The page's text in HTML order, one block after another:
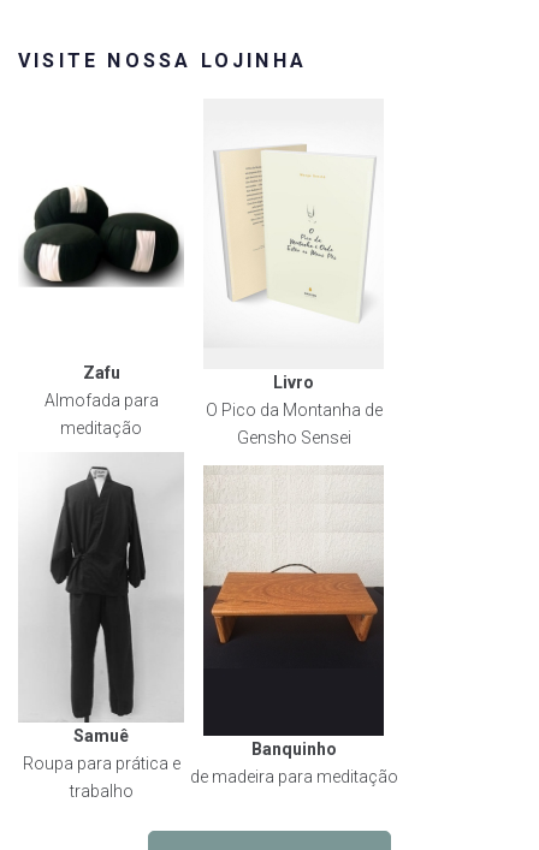
VISITE NOSSA LOJINHA
Zafu
Almofada para
meditação
Livro
O Pico da Montanha de
Gensho Sensei
Samuê
Roupa para prática e
trabalho
Banquinho
de madeira para meditação